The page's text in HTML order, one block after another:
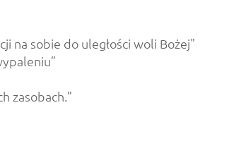
na sobie do uległości woli Bożej"
zasobach.”